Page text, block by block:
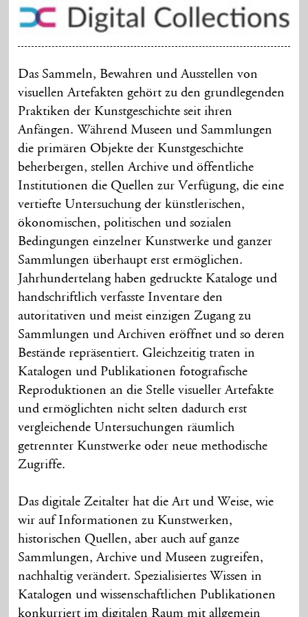
Das Sammeln, Bewahren und Ausstellen von
visuellen Artefakten gehört zu den grundlegenden
Praktiken der Kunstgeschichte seit ihren
Anfängen. Während Museen und Sammlungen
die primären Objekte der Kunstgeschichte
beherbergen, stellen Archive und öffentliche
Institutionen die Quellen zur Verfügung, die eine
vertiefte Untersuchung der künstlerischen,
ökonomischen, politischen und sozialen
Bedingungen einzelner Kunstwerke und ganzer
Sammlungen überhaupt erst ermöglichen.
Jahrhundertelang haben gedruckte Kataloge und
handschriftlich verfasste Inventare den
autoritativen und meist einzigen Zugang zu
Sammlungen und Archiven eröffnet und so deren
Bestände repräsentiert. Gleichzeitig traten in
Katalogen und Publikationen fotografische
Reproduktionen an die Stelle visueller Artefakte
und ermöglichten nicht selten dadurch erst
vergleichende Untersuchungen räumlich
getrennter Kunstwerke oder neue methodische
Zugriffe.
Das digitale Zeitalter hat die Art und Weise, wie
wir auf Informationen zu Kunstwerken,
historischen Quellen, aber auch auf ganze
Sammlungen, Archive und Museen zugreifen,
nachhaltig verändert. Spezialisiertes Wissen in
Katalogen und wissenschaftlichen Publikationen
konkurriert im digitalen Raum mit allgemein